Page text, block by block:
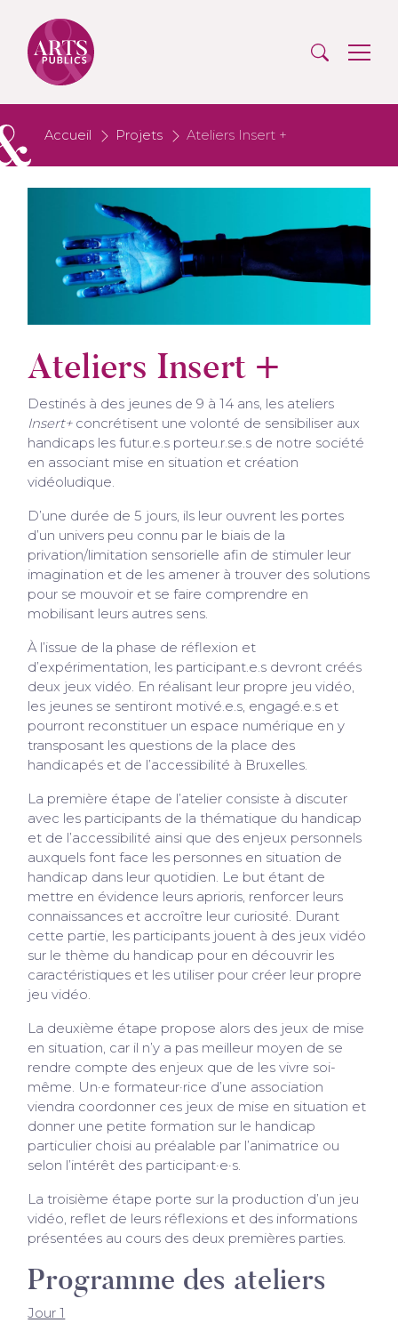
Accueil Projets Ateliers Insert +
Ateliers Insert +
Destinés à des jeunes de 9 à 14 ans, les ateliers
Insert+ concrétisent une volonté de sensibiliser aux
handicaps les futur.e.s porteu.r.se.s de notre société
en associant mise en situation et création
vidéoludique.
D’une durée de 5 jours, ils leur ouvrent les portes
d’un univers peu connu par le biais de la
privation/limitation sensorielle afin de stimuler leur
imagination et de les amener à trouver des solutions
pour se mouvoir et se faire comprendre en
mobilisant leurs autres sens.
À l’issue de la phase de réflexion et
d’expérimentation, les participant.e.s devront créés
deux jeux vidéo. En réalisant leur propre jeu vidéo,
les jeunes se sentiront motivé.e.s, engagé.e.s et
pourront reconstituer un espace numérique en y
transposant les questions de la place des
handicapés et de l’accessibilité à Bruxelles.
La première étape de l’atelier consiste à discuter
avec les participants de la thématique du handicap
et de l’accessibilité ainsi que des enjeux personnels
auxquels font face les personnes en situation de
handicap dans leur quotidien. Le but étant de
mettre en évidence leurs aprioris, renforcer leurs
connaissances et accroître leur curiosité. Durant
cette partie, les participants jouent à des jeux vidéo
sur le thème du handicap pour en découvrir les
caractéristiques et les utiliser pour créer leur propre
jeu vidéo.
La deuxième étape propose alors des jeux de mise
en situation, car il n’y a pas meilleur moyen de se
rendre compte des enjeux que de les vivre soi-
même. Un·e formateur·rice d’une association
viendra coordonner ces jeux de mise en situation et
donner une petite formation sur le handicap
particulier choisi au préalable par l’animatrice ou
selon l’intérêt des participant·e·s.
La troisième étape porte sur la production d’un jeu
vidéo, reflet de leurs réflexions et des informations
présentées au cours des deux premières parties.
Programme des ateliers
Jour 1